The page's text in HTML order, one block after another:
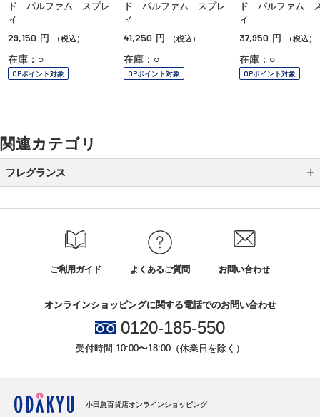
ド パルファム スプレ
ィ
29,150 円 （税込）
在庫：○
OPポイント対象
ド パルファム スプレ
ィ
41,250 円 （税込）
在庫：○
OPポイント対象
ド パルファム
ィ
37,950 円 （税込）
在庫：○
OPポイント対象
関連カテゴリ
フレグランス
その他のフレグランス
ご利用ガイド よくあるご質問 お問い合わせ
オンラインショッピングに関する電話でのお問い合わせ
0120-185-550
受付時間 10:00〜18:00（休業日を除く）
小田急百貨店オンラインショッピング